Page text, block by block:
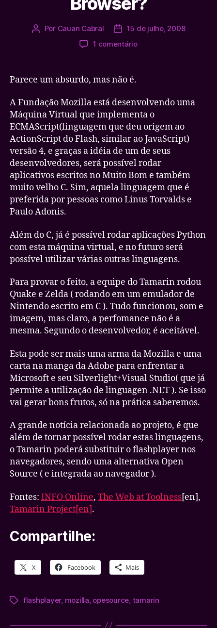
Autor
Por Cauan Cabral
Data15 de julho, 2008
1 comentárioem
Browser?
Parece um absurdo, mas não é.
A Fundação Mozilla está desenvolvendo uma
Máquina Virtual que implementa o
ECMAScript(linguagem que deu origem ao
ActionScript do Flash, similar ao JavaScript)
versão 4, e graças a idéia de um de seus
desenvolvedores, será possível rodar
aplicativos escritos no Muito Bom e também
muito velho C. Sim, aquela linguagem que é
preferida por pessoas como Linus Torvalds e
Paulo Adonis.
Além do C, já é possível rodar aplicações Python
com esta máquina virtual, e no futuro será
possível utilizar várias outras linguagens.
Para provar o feito, a equipe do Tamarin rodou
Quake e Zelda ( rodando em um emulador de
Nintendo escrito em C ). Tudo funcionou, som e
imagem, mas claro, a perfomance não é a
mesma. Segundo o desenvolvedor, é aceitável.
Esta pode ser mais uma arma da Mozilla e uma
carta na manga da Adobe para enfrentar a
Microsoft e seu Silverlight+Visual Studio( que já
permite a utilização de linguagen .NET ). Se isso
vai gerar bons frutos, só na prática saberemos.
A grande notícia relacionada ao projeto, é que
além de tornar possível rodar estas linguagens,
o Tamarin poderá substituir o flashplayer nos
navegadores, sendo uma alternativa Open
Source ( e integrada ao navegador ).
Fontes: INFO Online, The Web at Toolness[en],
Tamarin Project[en].
Compartilhe:
X Facebook Mais
Tagsflashplayer, mozilla, opesource, tamarin